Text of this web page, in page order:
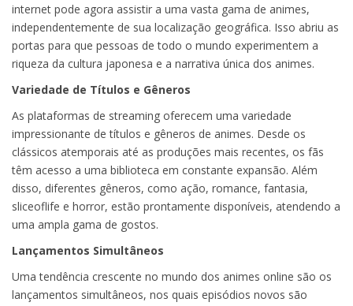
internet pode agora assistir a uma vasta gama de animes,
independentemente de sua localização geográfica. Isso abriu as
portas para que pessoas de todo o mundo experimentem a
riqueza da cultura japonesa e a narrativa única dos animes.
Variedade de Títulos e Gêneros
As plataformas de streaming oferecem uma variedade
impressionante de títulos e gêneros de animes. Desde os
clássicos atemporais até as produções mais recentes, os fãs
têm acesso a uma biblioteca em constante expansão. Além
disso, diferentes gêneros, como ação, romance, fantasia,
sliceoflife e horror, estão prontamente disponíveis, atendendo a
uma ampla gama de gostos.
Lançamentos Simultâneos
Uma tendência crescente no mundo dos animes online são os
lançamentos simultâneos, nos quais episódios novos são